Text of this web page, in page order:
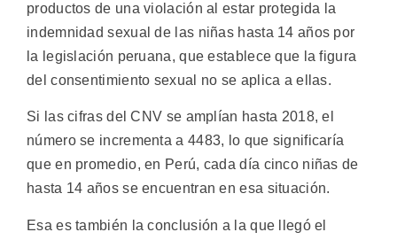
productos de una violación al estar protegida la
indemnidad sexual de las niñas hasta 14 años por
la legislación peruana, que establece que la figura
del consentimiento sexual no se aplica a ellas.
Si las cifras del CNV se amplían hasta 2018, el
número se incrementa a 4483, lo que significaría
que en promedio, en Perú, cada día cinco niñas de
hasta 14 años se encuentran en esa situación.
Esa es también la conclusión a la que llegó el